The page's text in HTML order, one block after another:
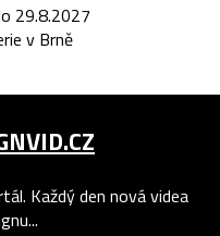
29.8.2027
v Brně
Každý den nová videa